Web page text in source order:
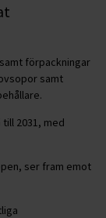
förpackningar
samt
2031, med
ser fram emot